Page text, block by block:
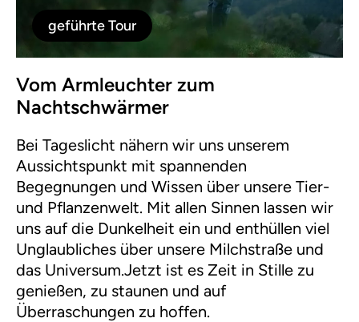
geführte Tour
Vom Armleuchter zum
Nachtschwärmer
Bei Tageslicht nähern wir uns unserem
Aussichtspunkt mit spannenden
Begegnungen und Wissen über unsere Tier-
und Pflanzenwelt. Mit allen Sinnen lassen wir
uns auf die Dunkelheit ein und enthüllen viel
Unglaubliches über unsere Milchstraße und
das Universum.Jetzt ist es Zeit in Stille zu
genießen, zu staunen und auf
Überraschungen zu hoffen.